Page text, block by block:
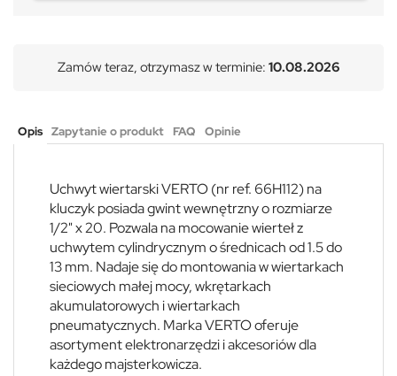
Zamów teraz, otrzymasz w terminie: 10.08.2026
Opis Zapytanie o produkt FAQ Opinie
Uchwyt wiertarski VERTO (nr ref. 66H112) na
kluczyk posiada gwint wewnętrzny o rozmiarze
1/2" x 20. Pozwala na mocowanie wierteł z
uchwytem cylindrycznym o średnicach od 1.5 do
13 mm. Nadaje się do montowania w wiertarkach
sieciowych małej mocy, wkrętarkach
akumulatorowych i wiertarkach
pneumatycznych. Marka VERTO oferuje
asortyment elektronarzędzi i akcesoriów dla
każdego majsterkowicza.